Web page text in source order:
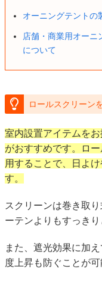
オーニングテントの
店舗・商業用オーニ
について
ロールスクリーン
室内設置アイテムを
がおすすめです。ロ
用することで、日よ
す。
スクリーンは巻き取
ーテンよりもすっきり
また、遮光効果に加
度上昇も防ぐことが可